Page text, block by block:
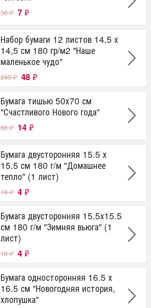
36₽ 7 ₽
Набор бумаги 12 листов 14,5 х
14,5 см 180 гр/м2 "Наше
маленькое чудо"
240₽ 48 ₽
Бумага тишью 50х70 см
"Счастливого Нового года"
68₽ 14 ₽
Бумага двусторонняя 15.5 х
15.5 см 180 г/м "Домашнее
тепло" (1 лист)
18₽ 4 ₽
Бумага двусторонняя 15.5х15.5
см 180 г/м "Зимняя вьюга" (1
лист)
18₽ 4 ₽
Бумага односторонняя 16.5 х
16.5 см "Новогодняя история,
хлопушка"